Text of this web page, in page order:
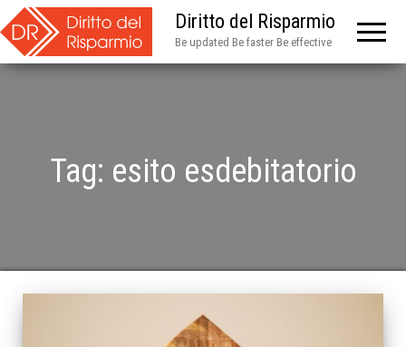
Diritto del Risparmio
Be updated Be faster Be effective
Tag: esito esdebitatorio